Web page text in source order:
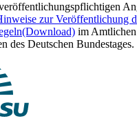
zur Veröffentlichung
(Download) im
des Deutschen Bundestages.